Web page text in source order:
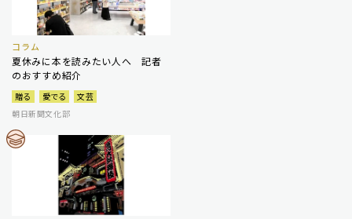
コラム
夏休みに本を読みたい人へ 記者
のおすすめ紹介
贈る 愛でる
文芸
朝日新聞文化部